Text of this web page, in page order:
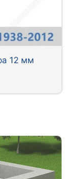
12 мм